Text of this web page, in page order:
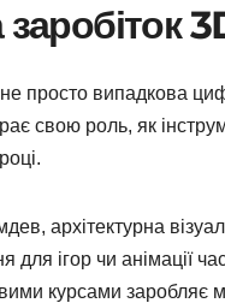
просто випадкова
свою роль, як
архітектурна
ігор чи анімації
курсами заробляє